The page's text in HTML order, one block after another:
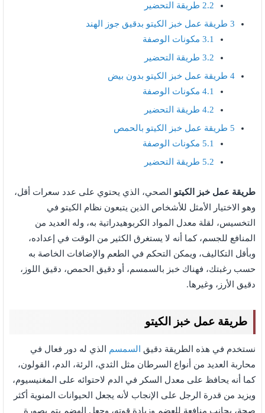
2.2 طريقة التحضير
3 طريقة عمل خبز الكيتو بدقيق جوز الهند
3.1 مكونات الوصفة
3.2 طريقة التحضير
4 طريقة عمل خبز الكيتو بدون بيض
4.1 مكونات الوصفة
4.2 طريقة التحضير
5 طريقة عمل خبز الكيتو بالحمص
5.1 مكونات الوصفة
5.2 طريقة التحضير
طريقة عمل خبز الكيتو الصحي، الذي يحتوي على عدد سعرات أقل،
وهو الاختيار الأمثل للأشخاص الذين يتبعون نظام الكيتو في
التخسيس، لقلة معدل المواد الكربوهيدراتية به، وله العديد من
المنافع للجسم، كما أنه لا يستغرق الكثير من الوقت في إعداده،
وبأقل التكاليف، ويمكن التحكم في الطعم والإضافات الخاصة به
حسب رغبتك، فهناك خبز بالسمسم، أو دقيق الحمص، دقيق اللوز،
دقيق الأرز، وغيرها.
طريقة عمل خبز الكيتو
نستخدم في هذه الطريقة دقيق السمسم
الذي له دور فعال في
محاربة العديد من أنواع السرطان مثل الثدي، الرئة، الدم، القولون،
كما أنه يحافظ على معدل السكر في الدم لاحتوائه على المغنيسيوم،
ويزيد من قدرة الرجل على الإنجاب لأنه يجعل الحيوانات المنوية أكثر
صحة، بجانب منافعة للعضم وزيادة قوته، وجعل الهضم يتم بصورة